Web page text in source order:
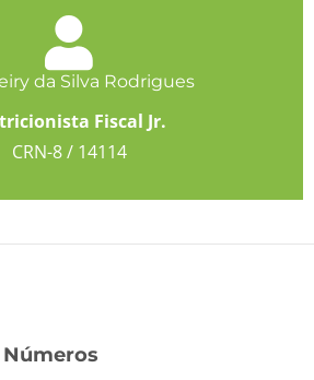
da Silva Rodrigues
Fiscal Jr.
CRN-8 / 14114